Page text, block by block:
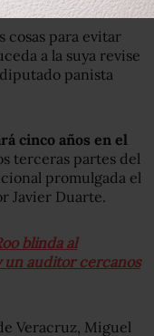
cosas para evitar
a la suya revise
panista
cinco años en el
terceras partes del
promulgada el
Javier Duarte.
blinda al
un auditor cercanos
Veracruz, Miguel